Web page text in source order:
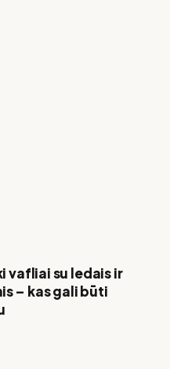
vafliai su ledais ir
– kas gali būti